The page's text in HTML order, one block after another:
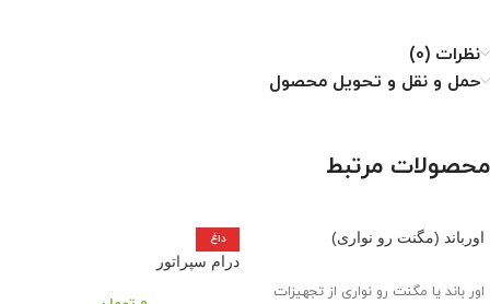
نظرات (0)
حمل و نقل و تحویل محصول
محصولات مرتبط
اورباند (مگنت رو نواری)
اور باند یا مگنت رو نواری از تجهیزات
داغ
درام سپراتور